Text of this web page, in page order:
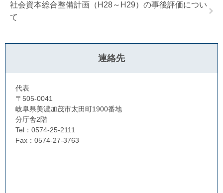
社会資本総合整備計画（H28～H29）の事後評価につい
て
連絡先
代表
〒505-0041
岐阜県美濃加茂市太田町1900番地
分庁舎2階
Tel：0574-25-2111
Fax：0574-27-3763